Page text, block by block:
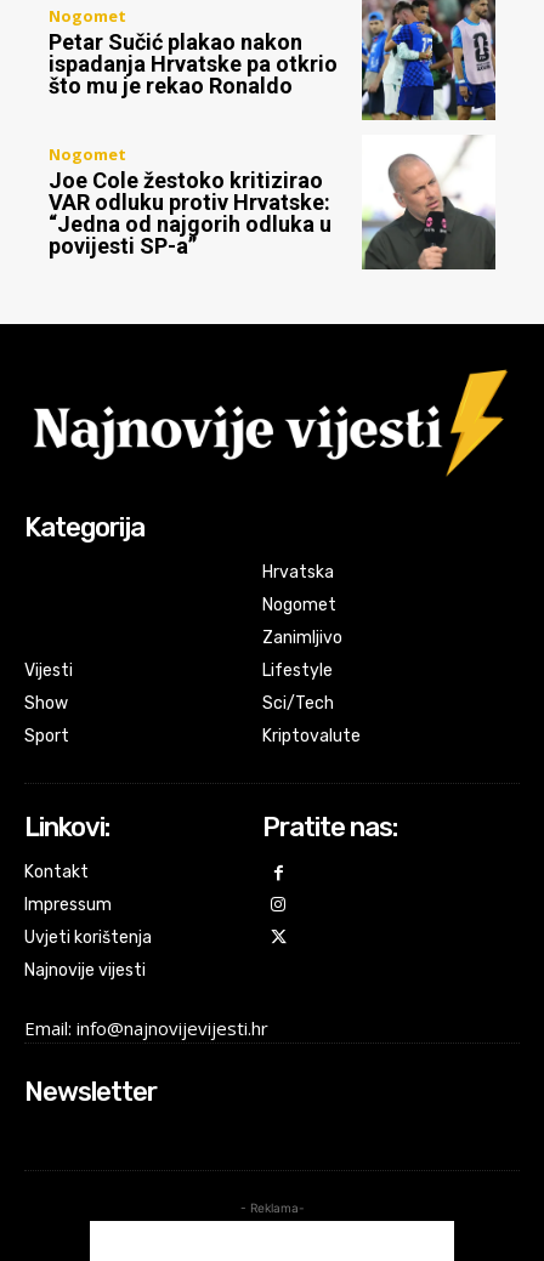
Nogomet
Petar Sučić plakao nakon
ispadanja Hrvatske pa otkrio
što mu je rekao Ronaldo
Nogomet
Joe Cole žestoko kritizirao
VAR odluku protiv Hrvatske:
“Jedna od najgorih odluka u
povijesti SP-a”
Kategorija
Vijesti
Show
Sport
Hrvatska
Nogomet
Zanimljivo
Lifestyle
Sci/Tech
Kriptovalute
Linkovi:
Kontakt
Impressum
Uvjeti korištenja
Najnovije vijesti
Pratite nas:
Email: info@najnovijevijesti.hr
Newsletter
- Reklama-